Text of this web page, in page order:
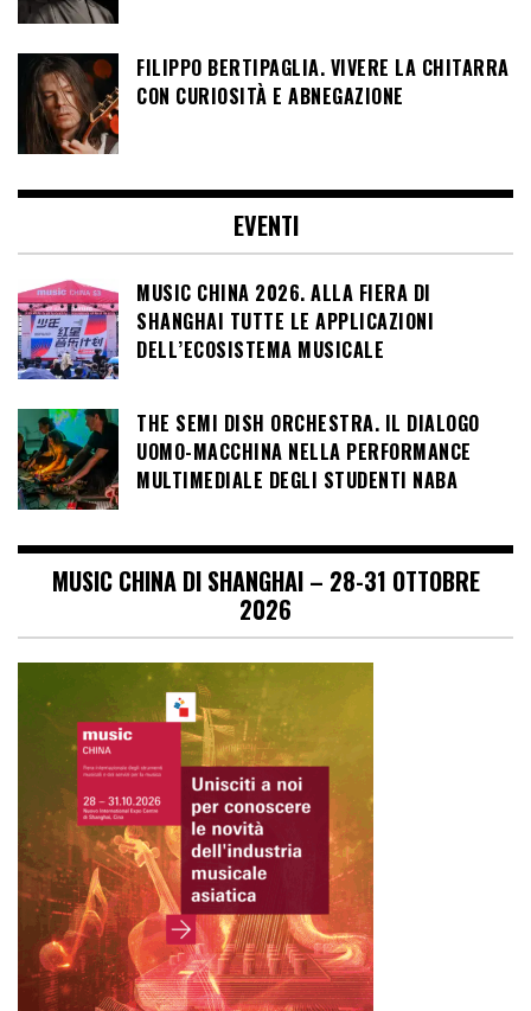
FILIPPO BERTIPAGLIA. VIVERE LA CHITARRA
CON CURIOSITÀ E ABNEGAZIONE
EVENTI
MUSIC CHINA 2026. ALLA FIERA DI
SHANGHAI TUTTE LE APPLICAZIONI
DELL’ECOSISTEMA MUSICALE
THE SEMI DISH ORCHESTRA. IL DIALOGO
UOMO-MACCHINA NELLA PERFORMANCE
MULTIMEDIALE DEGLI STUDENTI NABA
MUSIC CHINA DI SHANGHAI – 28-31 OTTOBRE
2026